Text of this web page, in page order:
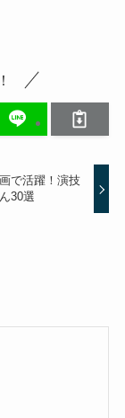
で活躍！演技
30選